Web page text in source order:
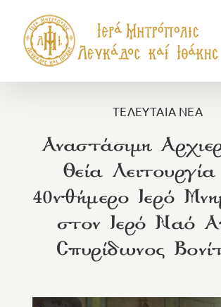
περιεχόμενο
ΤΕΛΕΥΤΑΙΑ ΝΕΑ
Αναστάσιμη
Θεία Λειτουργία
40νθήμερο Ιερό
στον Ιερό Ναό
Σπυρίδωνος